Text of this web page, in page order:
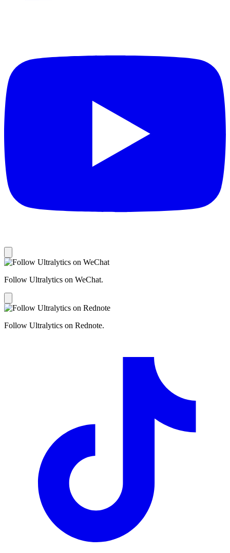
Follow Ultralytics on WeChat.
Follow Ultralytics on Rednote.